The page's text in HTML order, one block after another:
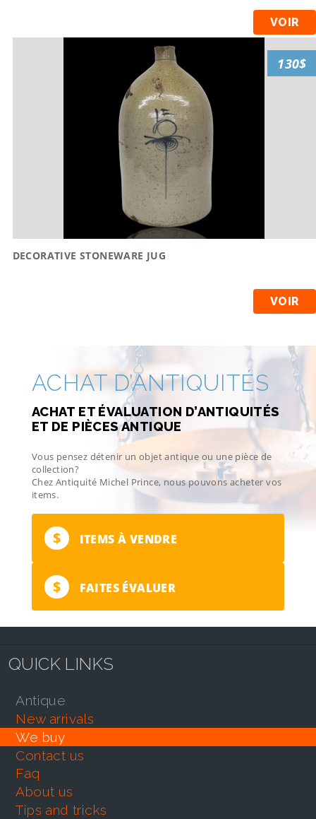
VOIR
DECORATIVE STONEWARE JUG
VOIR
130$
ACHAT D’ANTIQUITÉS
ACHAT ET ÉVALUATION D’ANTIQUITÉS
ET DE PIÈCES ANTIQUE
Vous pensez détenir un objet antique ou une pièce de
collection?
Chez Antiquité Michel Prince, nous pouvons acheter vos
items.
$ ITEMS À VENDRE
$ FAITES ÉVALUER
QUICK LINKS
antique
new arrivals
we buy
contact us
faq
about us
tips and tricks